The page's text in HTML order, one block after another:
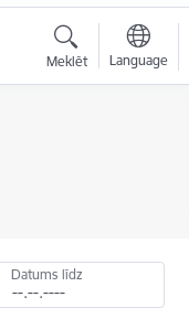
Meklēt Language
Datums līdz